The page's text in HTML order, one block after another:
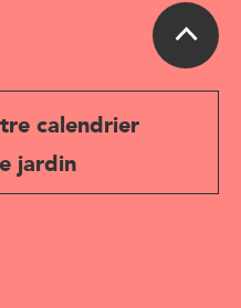
calendrier
jardin